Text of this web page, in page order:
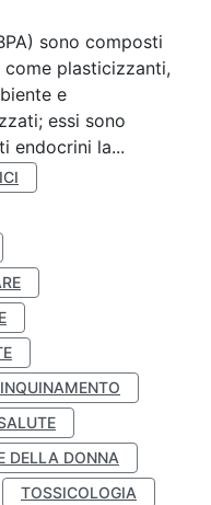
sono composti
plasticizzanti,
e
essi sono
endocrini la...
INQUINAMENTO
DELLA DONNA
TOSSICOLOGIA